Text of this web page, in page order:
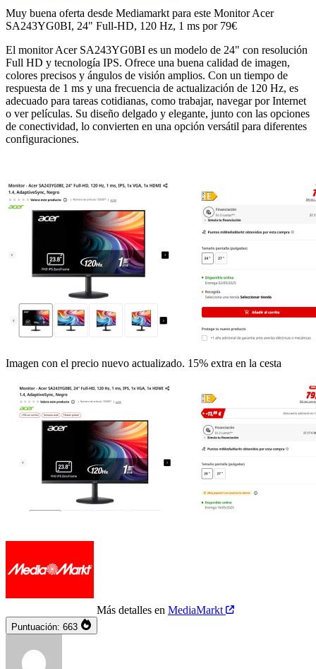
Muy buena oferta desde Mediamarkt para este Monitor Acer
SA243YG0BI, 24" Full-HD, 120 Hz, 1 ms por 79€
El monitor Acer SA243YG0BI es un modelo de 24" con resolución
Full HD y tecnología IPS. Ofrece una buena calidad de imagen,
colores precisos y ángulos de visión amplios. Con un tiempo de
respuesta de 1 ms y una frecuencia de actualización de 120 Hz, es
adecuado para tareas cotidianas, como trabajar, navegar por Internet
o ver películas. Su diseño delgado y elegante, junto con las opciones
de conectividad, lo convierten en una opción versátil para diferentes
configuraciones.
Imagen con el precio nuevo actualizado. 15% extra en la cesta
Más detalles en MediaMarkt
Puntuación: 663